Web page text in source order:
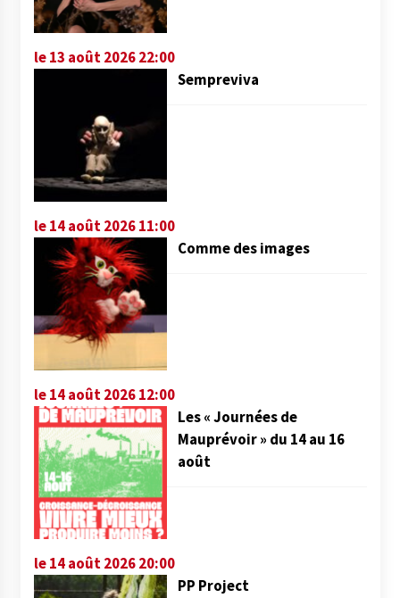
le 13 août 2026 22:00
Sempreviva
le 14 août 2026 11:00
Comme des images
le 14 août 2026 12:00
Les « Journées de
Mauprévoir » du 14 au 16
août
le 14 août 2026 20:00
PP Project